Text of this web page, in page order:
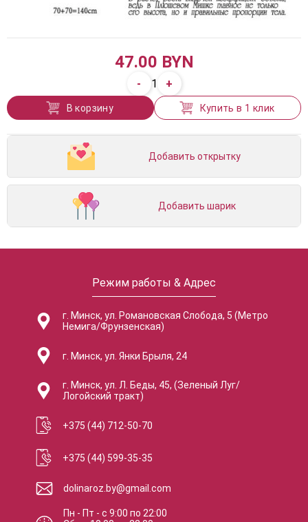
47.00 BYN
- 1 +
В корзину Купить в 1 клик
Добавить открытку
Добавить шарик
Режим работы & Адрес
г. Минск, ул. Романовская Слобода, 5 (Метро
Немига/Фрунзенская)
г. Минск, ул. Янки Брыля, 24
г. Минск, ул. Л. Беды, 45, (Зеленый Луг/
Логойский тракт)
+375 (44) 712-50-70
+375 (44) 599-35-35
dolinaroz.by@gmail.com
Пн - Пт -с 9:00по 22:00